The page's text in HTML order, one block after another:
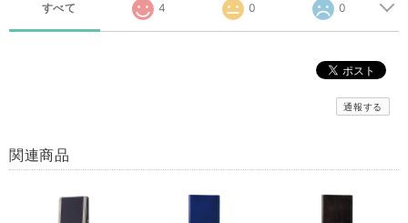
すべて 4 0 0
通報する
関連商品